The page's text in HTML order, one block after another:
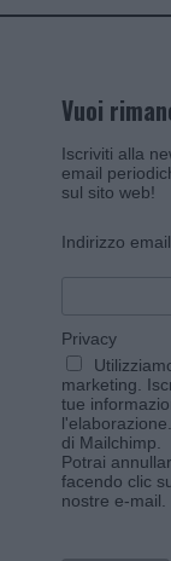
Vuoi
Iscriviti alla
email
sul sito web!
Indirizzo email
Privacy
marketing.
tue
l'elaborazione.
di Mailchimp
Potrai
facendo clic
nostre e-mail.